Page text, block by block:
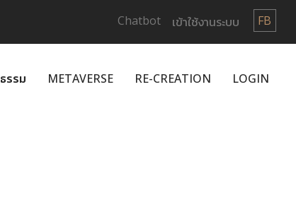
Chatbot เข้าใช้งานระบบ FB
รรม METAVERSE RE-CREATION LOGIN